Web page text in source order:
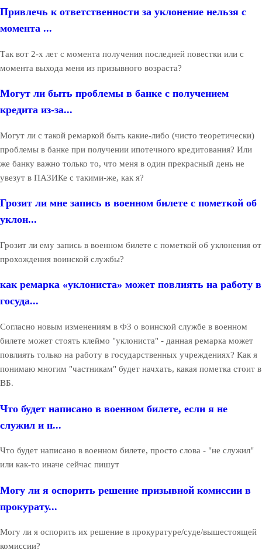
Привлечь к ответственности за уклонение нельзя с
момента ...
Так вот 2-х лет с момента получения последней повестки или с
момента выхода меня из призывного возраста?
Могут ли быть проблемы в банке с получением
кредита из-за...
Могут ли с такой ремаркой быть какие-либо (чисто теоретически)
проблемы в банке при получении ипотечного кредитования? Или
же банку важно только то, что меня в один прекрасный день не
увезут в ПАЗИКе с такими-же, как я?
Грозит ли мне запись в военном билете с пометкой об
уклон...
Грозит ли ему запись в военном билете с пометкой об уклонения от
прохождения воинской службы?
как ремарка «уклониста» может повлиять на работу в
госуда...
Согласно новым изменениям в ФЗ о воинской службе в военном
билете может стоять клеймо "уклониста" - данная ремарка может
повлиять только на работу в государственных учреждениях? Как я
понимаю многим "частникам" будет начхать, какая пометка стоит в
ВБ.
Что будет написано в военном билете, если я не
служил и н...
Что будет написано в военном билете, просто слова - "не служил"
или как-то иначе сейчас пишут
Могу ли я оспорить решение призывной комиссии в
прокурату...
Могу ли я оспорить их решение в прокуратуре/суде/вышестоящей
комиссии?